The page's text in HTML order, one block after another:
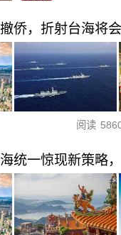
侨，折射台海将
阅读
统一惊现新策略